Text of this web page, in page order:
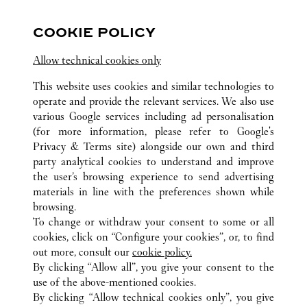
Aberta até 22:00
Zhejiang
Ningbo Yinzhou District
TODAS AS LOCALIZAÇÕES CARTIER CHINA
ZHEJIANG
NINGBO
NO.66 HEYI ROAD
CUSTOMER CARE
OUR COMPANY
CAREERS
COOKIE POLICY
Allow technical cookies only
This website uses cookies and similar technologies to
operate and provide the relevant services. We also use
various Google services including ad personalisation
(for more information, please refer to Google's
Privacy & Terms site) alongside our own and third
party analytical cookies to understand and improve
the user’s browsing experience to send advertising
materials in line with the preferences shown while
browsing.
To change or withdraw your consent to some or all
cookies, click on “Configure your cookies”, or, to find
out more, consult our cookie policy.
By clicking “Allow all”, you give your consent to the
use of the above-mentioned cookies.
By clicking “Allow technical cookies only”, you give